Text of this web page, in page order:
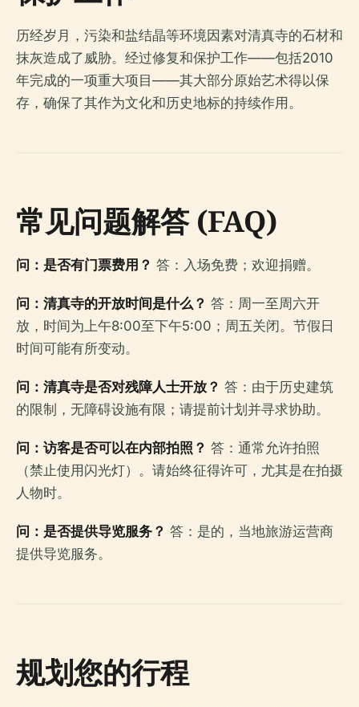
历经岁月，污染和盐结晶等环境因素对清真寺的石材和
抹灰造成了威胁。经过修复和保护工作——包括2010
年完成的一项重大项目——其大部分原始艺术得以保
存，确保了其作为文化和历史地标的持续作用。
常见问题解答 (FAQ)
问：是否有门票费用？ 答：入场免费；欢迎捐赠。
问：清真寺的开放时间是什么？ 答：周一至周六开
放，时间为上午8:00至下午5:00；周五关闭。节假日
时间可能有所变动。
问：清真寺是否对残障人士开放？ 答：由于历史建筑
的限制，无障碍设施有限；请提前计划并寻求协助。
问：访客是否可以在内部拍照？ 答：通常允许拍照
（禁止使用闪光灯）。请始终征得许可，尤其是在拍摄
人物时。
问：是否提供导览服务？ 答：是的，当地旅游运营商
提供导览服务。
规划您的行程